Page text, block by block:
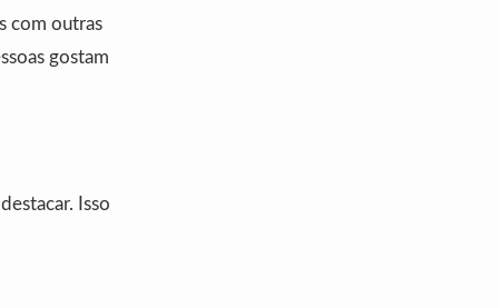
com outras
gostam
Isso